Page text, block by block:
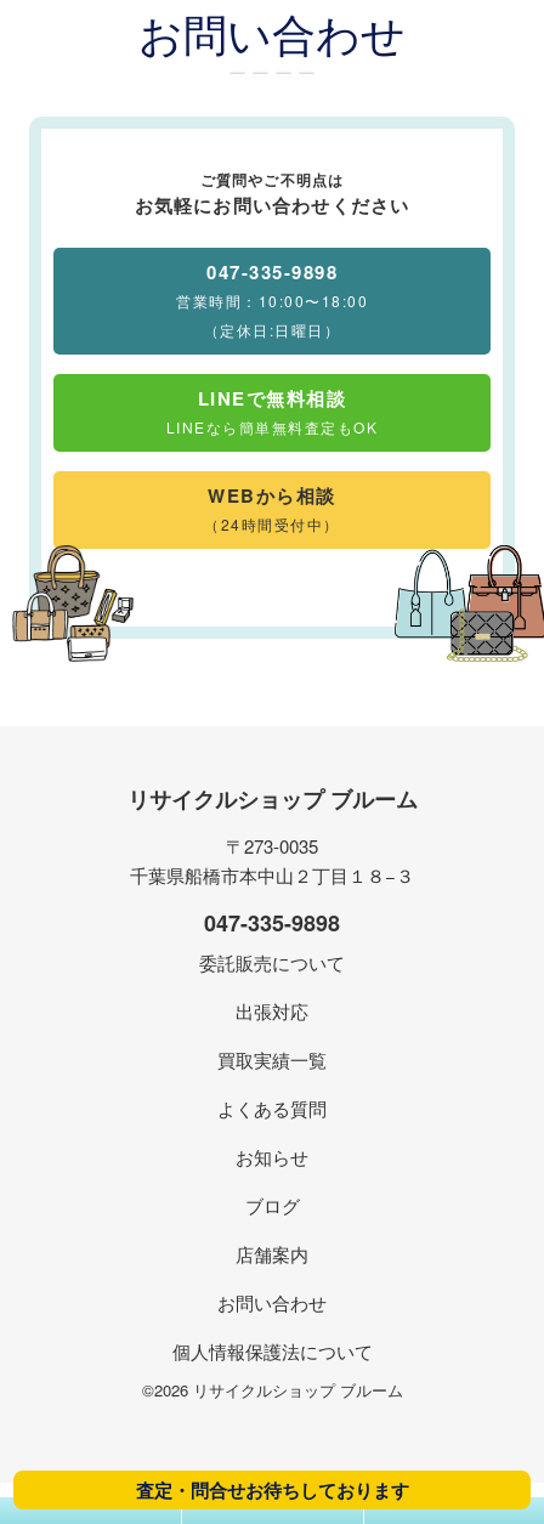
お問い合わせ
ー ー ー ー
ご質問やご不明点は
お気軽にお問い合わせください
047-335-9898
営業時間：10:00〜18:00
（定休日:日曜日）
LINEで無料相談
LINEなら簡単無料査定もOK
WEBから相談
（24時間受付中）
リサイクルショップ ブルーム
〒273-0035
千葉県船橋市本中山２丁目１８−３
047-335-9898
委託販売について
出張対応
買取実績一覧
よくある質問
お知らせ
ブログ
店舗案内
お問い合わせ
個人情報保護法について
©2026 リサイクルショップ ブルーム
査定・問合せお待ちしております